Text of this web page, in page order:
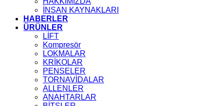
İNSAN KAYNAKLARI
HABERLER
ÜRÜNLER
LİFT
Kompresör
LOKMALAR
KRİKOLAR
PENSELER
TORNAVİDALAR
ALLENLER
ANAHTARLAR